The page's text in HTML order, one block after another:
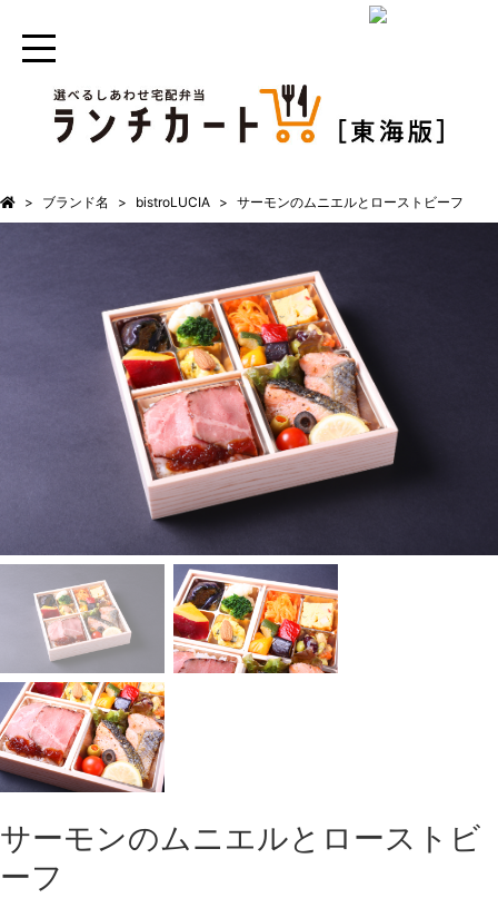
ブランド名 bistroLUCIA サーモンのムニエルとローストビーフ
サーモンのムニエルとローストビ
ーフ